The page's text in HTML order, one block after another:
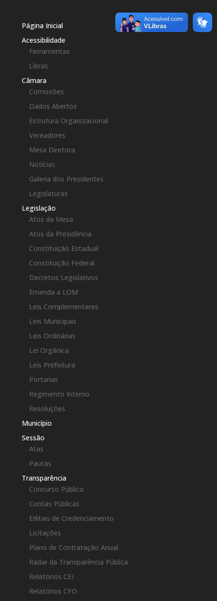
Página Inicial
Acessibilidade
Ferramentas
Libras
Câmara
Comissões
Dados Abertos
Estrutura Organizacional
Vereadores
Mesa Diretora
Notícias
Galeria dos Presidentes
Legislaturas
Legislação
Atos da Mesa
Atos da Presidência
Constituição Estadual
Constituição Federal
Decretos Legislativos
Emenda a LOM
Leis Complementares
Leis Municipais
Leis Ordinárias
Lei Orgânica
Leis Prefeitura
Portarias
Regimento Interno
Resoluções
Município
Sessão
Atas
Pautas
Transparência
Concurso Público
Contas Públicas
Editais de Credenciamento
Licitações
Plano de Contratação Anual
Radar da Transparência Pública
Relatórios CEI
Relatórios CFO